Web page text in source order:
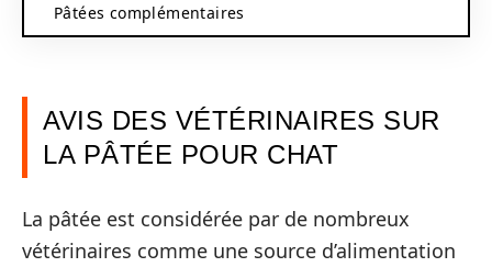
Pâtées complémentaires
AVIS DES VÉTÉRINAIRES SUR
LA PÂTÉE POUR CHAT
La pâtée est considérée par de nombreux
vétérinaires comme une source d’alimentation